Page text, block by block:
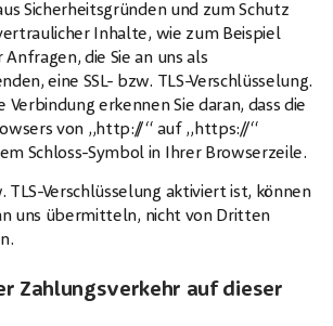
Sicherheitsgründen und zum Schutz
Inhalte, wie zum Beispiel
die Sie an uns als
eine SSL- bzw. TLS-Verschlüsselung.
Verbindung erkennen Sie daran, dass die
von „http://“ auf „https://“
Schloss-Symbol in Ihrer Browserzeile.
TLS-Verschlüsselung aktiviert ist, können
uns übermitteln, nicht von Dritten
Zahlungsverkehr auf dieser